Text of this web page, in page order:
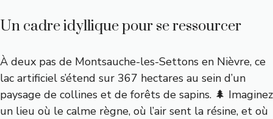
Un cadre idyllique pour se ressourcer
À deux pas de Montsauche-les-Settons en Nièvre, ce
lac artificiel s’étend sur 367 hectares au sein d’un
paysage de collines et de forêts de sapins. 🌲 Imaginez
un lieu où le calme règne, où l’air sent la résine, et où